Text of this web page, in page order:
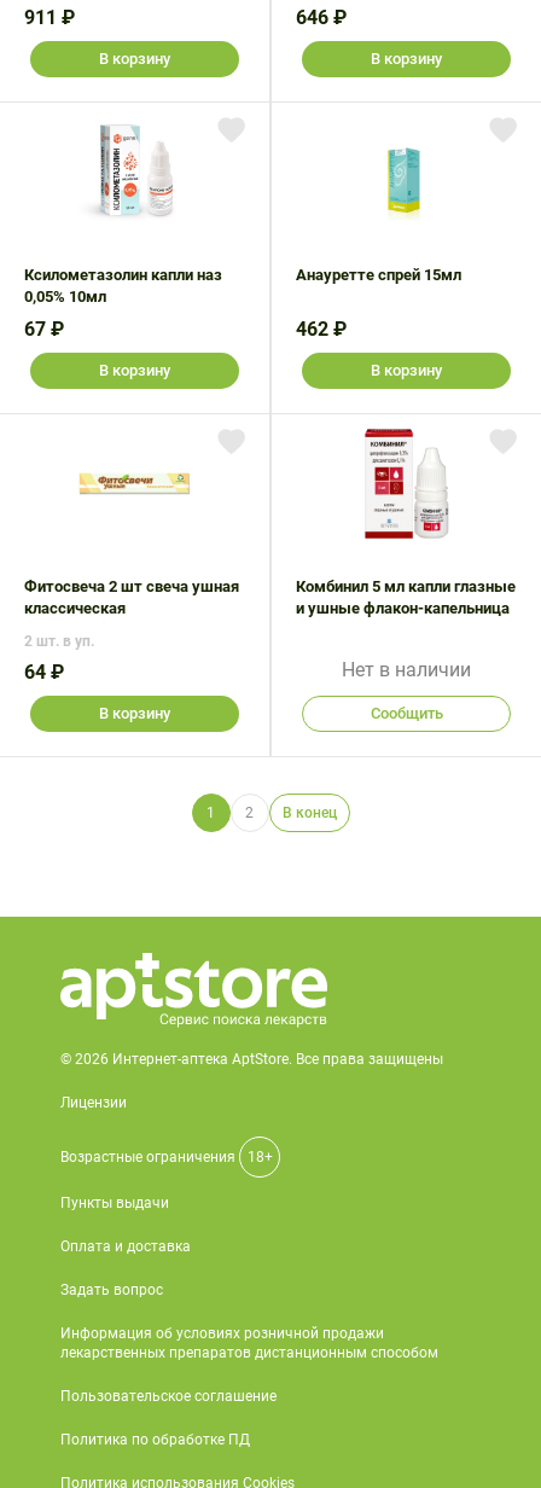
911 ₽
В корзину
646 ₽
В корзину
Ксилометазолин капли наз
0,05% 10мл
67 ₽
В корзину
Анауретте спрей 15мл
462 ₽
В корзину
Фитосвеча 2 шт свеча ушная
классическая
2 шт. в уп.
64 ₽
В корзину
Комбинил 5 мл капли глазные
и ушные флакон-капельница
Нет в наличии
Сообщить
1 2 В конец
© 2026 Интернет-аптека AptStore. Все права защищены
Лицензии
Возрастные ограничения 18+
Пункты выдачи
Оплата и доставка
Задать вопрос
Информация об условиях розничной продажи
лекарственных препаратов дистанционным способом
Пользовательское соглашение
Политика по обработке ПД
Политика использования Cookies